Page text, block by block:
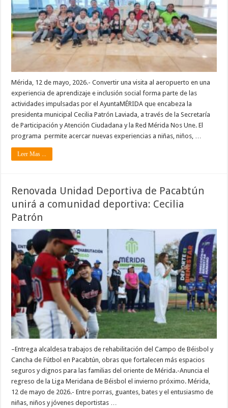
Mérida, 12 de mayo, 2026.- Convertir una visita al aeropuerto en una
experiencia de aprendizaje e inclusión social forma parte de las
actividades impulsadas por el AyuntaMÉRIDA que encabeza la
presidenta municipal Cecilia Patrón Laviada, a través de la Secretaría
de Participación y Atención Ciudadana y la Red Mérida Nos Une. El
programa permite acercar nuevas experiencias a niñas, niños, …
Leer Mas ...
Renovada Unidad Deportiva de Pacabtún
unirá a comunidad deportiva: Cecilia
Patrón
–Entrega alcaldesa trabajos de rehabilitación del Campo de Béisbol y
Cancha de Fútbol en Pacabtún, obras que fortalecen más espacios
seguros y dignos para las familias del oriente de Mérida.-Anuncia el
regreso de la Liga Meridana de Béisbol el invierno próximo. Mérida,
12 de mayo de 2026.- Entre porras, guantes, bates y el entusiasmo de
niñas, niños y jóvenes deportistas …